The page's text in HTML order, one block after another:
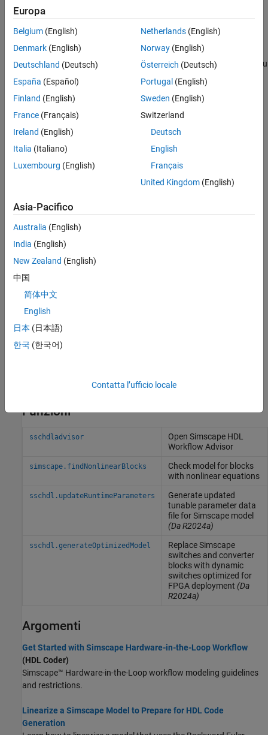
Convertire il modello di implementazione in codice HDL
utilizzando lo strumento HDL Workflow Advisor.
UtilizzareSimulink Real-Time™per distribuire il codice HDL su
un FPGA.
È possibile utilizzare la sintesi del modello per prevedere il passo
temporale raggiungibile dall'hardware.
Funzioni
sschdladvisor
Open Simscape HDL
Workflow Advisor
simscape.findNonlinearBlocks
Check model for blocks
with nonlinear equations
sschdl.updateRuntimeParameters
Generate updated
tunable parameter data
file forSimscapemodel
(Da R2024a)
sschdl.generateOptimizedModel ReplaceSimscape
switches and converter
blocks with dynamic
switches optimized for
FPGA deployment (Da
R2024a)
Argomenti
Get Started with Simscape Hardware-in-the-Loop Workflow
(HDL Coder)
Simscape™ Hardware-in-the-Loop workflow modeling guidelines
and restrictions.
Linearize a Simscape Model to Prepare for HDL Code
Generation
Europa
Belgium (English)
Denmark (English)
Deutschland (Deutsch)
España (Español)
Finland (English)
France (Français)
Ireland (English)
Italia (Italiano)
Luxembourg (English)
Netherlands(English)
Norway(English)
Österreich (Deutsch)
Portugal (English)
Sweden (English)
Switzerland
Deutsch
English
Français
United Kingdom(English)
Asia-Pacifico
Australia (English)
India (English)
New Zealand (English)
中国
简体中文
English
日本 (日本語)
한국 (한국어)
Contatta l’ufficio locale